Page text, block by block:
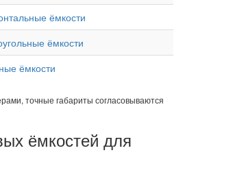
ёмкости
ёмкости
ёмкости
точные габариты согласовываются
ёмкостей для